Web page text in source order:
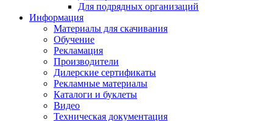
Для подрядных организаций
Информация
Материалы для скачивания
Обучение
Рекламация
Производители
Дилерские сертификаты
Рекламные материалы
Каталоги и буклеты
Видео
Техническая документация